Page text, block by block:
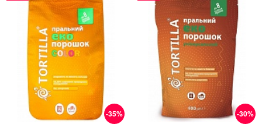
-35% -30%